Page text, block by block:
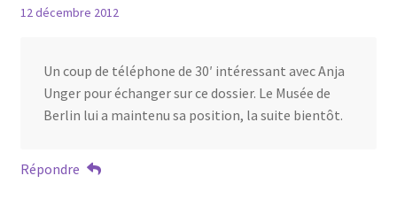
12 décembre 2012
Un coup de téléphone de 30′ intéressant avec Anja
Unger pour échanger sur ce dossier. Le Musée de
Berlin lui a maintenu sa position, la suite bientôt.
Répondre